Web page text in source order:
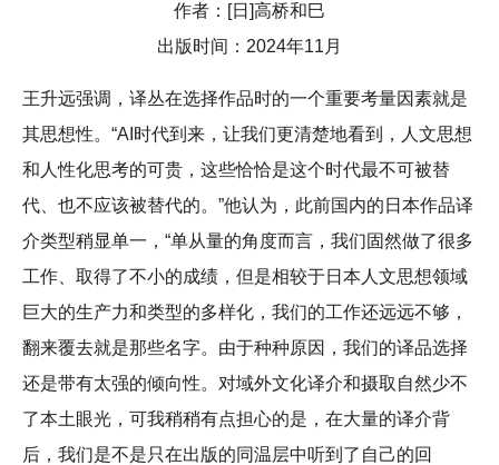
作者：[日]高桥和巳
出版时间：2024年11月
王升远强调，译丛在选择作品时的一个重要考量因素就是
其思想性。“AI时代到来，让我们更清楚地看到，人文思想
和人性化思考的可贵，这些恰恰是这个时代最不可被替
代、也不应该被替代的。”他认为，此前国内的日本作品译
介类型稍显单一，“单从量的角度而言，我们固然做了很多
工作、取得了不小的成绩，但是相较于日本人文思想领域
巨大的生产力和类型的多样化，我们的工作还远远不够，
翻来覆去就是那些名字。由于种种原因，我们的译品选择
还是带有太强的倾向性。对域外文化译介和摄取自然少不
了本土眼光，可我稍稍有点担心的是，在大量的译介背
后，我们是不是只在出版的同温层中听到了自己的回